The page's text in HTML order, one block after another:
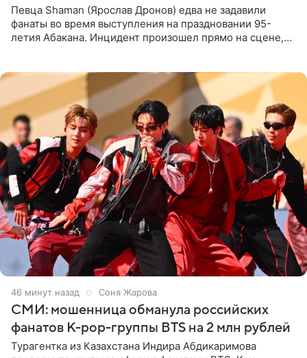
Певца Shaman (Ярослав Дронов) едва не задавили
фанаты во время выступления на праздновании 95-
летия Абакана. Инцидент произошел прямо на сцене,
46 минут назад Соня Жарова
СМИ: мошенница обманула российских
фанатов K-pop-группы BTS на 2 млн рублей
Турагентка из Казахстана Индира Абдикаримова